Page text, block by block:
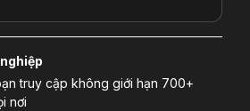
truy cập không giới hạn 700+
nơi